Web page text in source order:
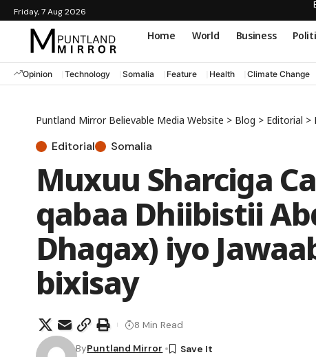
Friday, 7 Aug 2026
Home World Business
Opinion Technology Somalia Feature Health Climate Change
Puntland Mirror Believable Media Website > Blog > Editorial >
Editorial Somalia
Muxuu Sharciga
qabaa Dhiibistii
Dhagax) iyo
bixisay
ByPuntland Mirror
8 Min Read